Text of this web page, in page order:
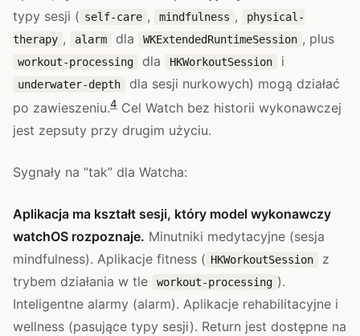
typy sesji ( self-care , mindfulness ,
physical-
therapy , alarm dla WKExtendedRuntimeSession , plus
workout-processing dla HKWorkoutSession i
underwater-depth
dla sesji nurkowych) mogą działać
po zawieszeniu.4 Cel Watch bez historii wykonawczej
jest zepsuty przy drugim użyciu.
Sygnały na “tak” dla Watcha:
Aplikacja ma kształt sesji, który model wykonawczy
watchOS rozpoznaje. Minutniki medytacyjne (sesja
mindfulness). Aplikacje fitness ( HKWorkoutSession
z
trybem działania w tle
workout-processing ).
Inteligentne alarmy (alarm). Aplikacje rehabilitacyjne i
wellness (pasujące typy sesji). Return jest dostępne na